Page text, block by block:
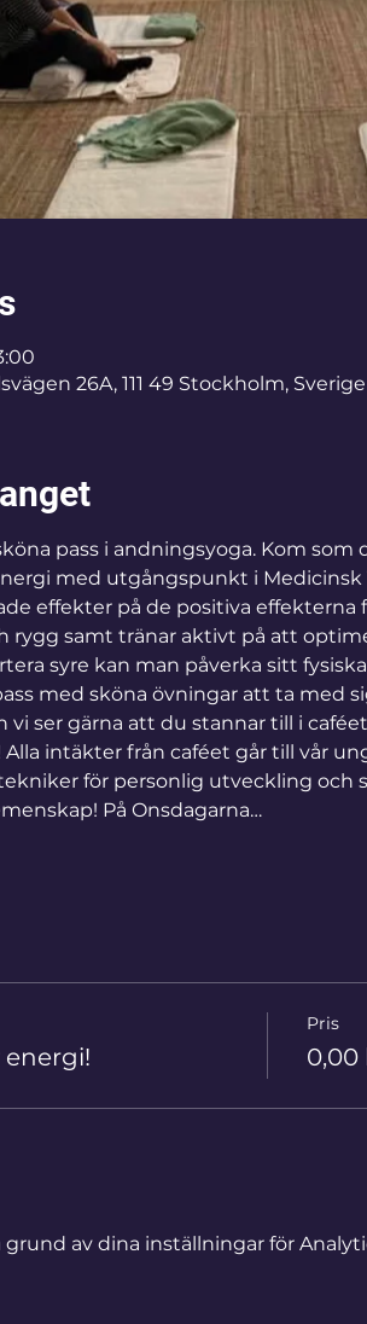
26A, 111 49 Stockholm, Sverige
pass i andningsyoga. Kom som
med utgångspunkt i Medicinsk
effekter på de positiva effekterna
rygg samt tränar aktivt på att
syre kan man påverka sitt
med sköna övningar att ta med
vi ser gärna att du stannar till i
intäkter från caféet går till vår
för personlig utveckling och
På Onsdagarna…
Pris
0,00
grund av dina inställningar för